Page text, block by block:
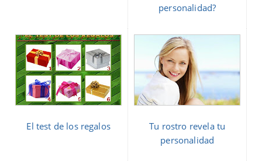
personalidad?
El test de los regalos
Tu rostro revela tu
personalidad